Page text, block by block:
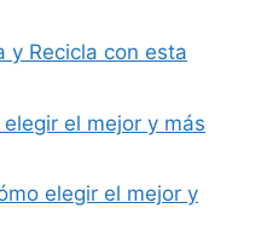
y Recicla con esta
el mejor y más
elegir el mejor y